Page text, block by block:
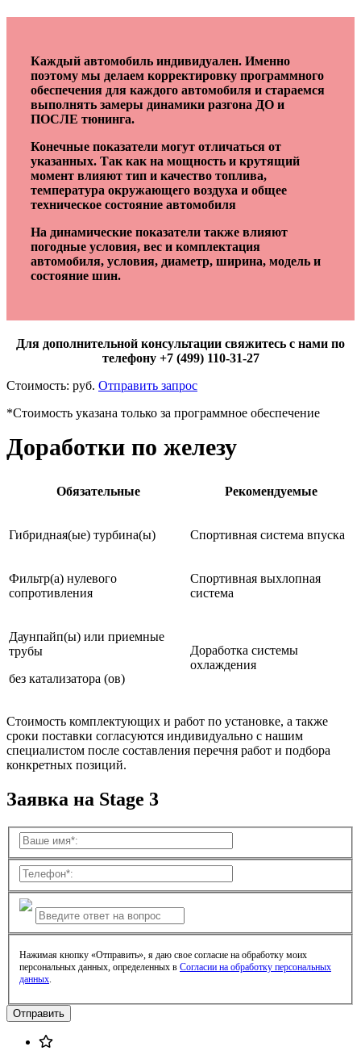
Каждый автомобиль индивидуален. Именно
поэтому мы делаем корректировку программного
обеспечения для каждого автомобиля и стараемся
выполнять замеры динамики разгона ДО и
ПОСЛЕ тюнинга.
Конечные показатели могут отличаться от
указанных. Так как на мощность и крутящий
момент влияют тип и качество топлива,
температура окружающего воздуха и общее
техническое состояние автомобиля
На динамические показатели также влияют
погодные условия, вес и комплектация
автомобиля, условия, диаметр, ширина, модель и
состояние шин.
Для дополнительной консультации свяжитесь с нами по
телефону +7 (499) 110-31-27
Стоимость: руб. Отправить запрос
*Стоимость указана только за программное обеспечение
Доработки по железу
Обязательные Рекомендуемые
Гибридная(ые) турбина(ы) Спортивная система впуска
Фильтр(а) нулевого
сопротивления
Спортивная выхлопная
система
Даунпайп(ы) или приемные
трубы
без катализатора (ов)
Доработка системы
охлаждения
Стоимость комплектующих и работ по установке, а также
сроки поставки согласуются индивидуально с нашим
специалистом после составления перечня работ и подбора
конкретных позиций.
Заявка на Stage 3
Нажимая кнопку «Отправить», я даю свое согласие на обработку моих
персональных данных, определенных в Согласии на обработку персональных
данных.